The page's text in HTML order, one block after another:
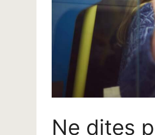
Ne dites